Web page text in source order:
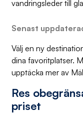
vandringsleder till
Senast
Välj en ny
dina favoritplatser.
upptäcka mer av
Res
priset